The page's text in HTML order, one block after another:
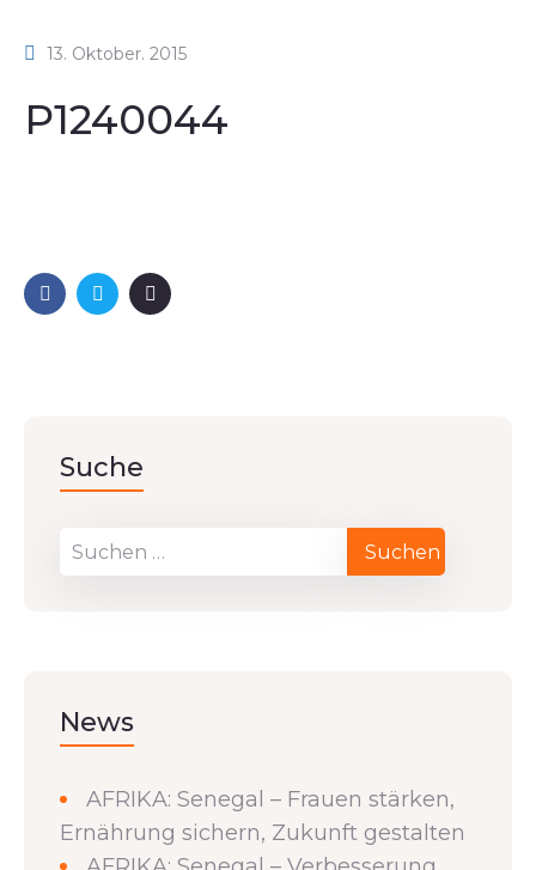
13. Oktober. 2015
P1240044
Suche
News
AFRIKA: Senegal – Frauen stärken,
Ernährung sichern, Zukunft gestalten